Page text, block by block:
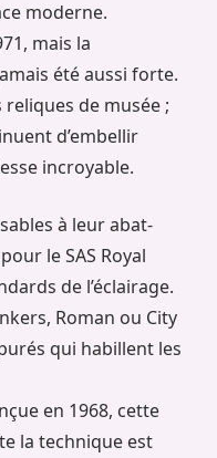
moderne.
mais la
été aussi forte.
de musée ;
d’embellir
incroyable.
à leur abat-
le SAS Royal
de l’éclairage.
Roman ou City
qui habillent les
en 1968, cette
la technique est